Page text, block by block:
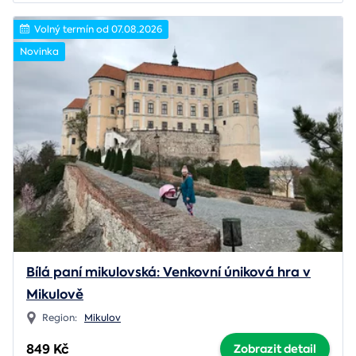
Volný termín od 07.08.2026
Novinka
Bílá paní mikulovská: Venkovní úniková hra v
Mikulově
Region: Mikulov
849 Kč Zobrazit detail